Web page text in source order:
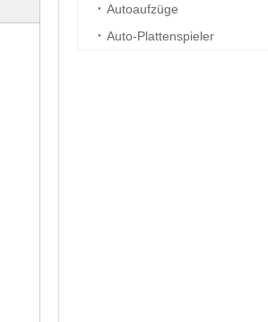
Autoaufzüge
Auto-Plattenspieler